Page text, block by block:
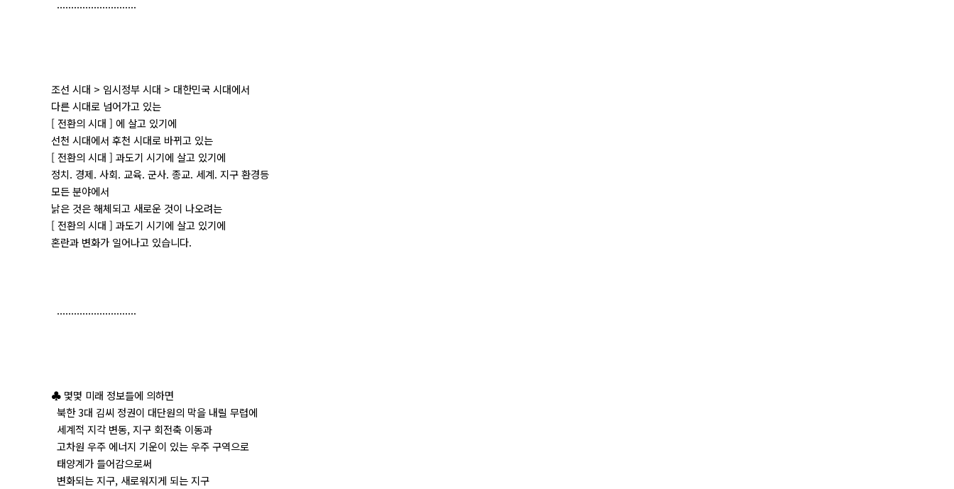
............................
조선 시대 > 임시정부 시대 > 대한민국 시대에서
다른 시대로 넘어가고 있는
[ 전환의 시대 ] 에 살고 있기에
선천 시대에서 후천 시대로 바뀌고 있는
[ 전환의 시대 ] 과도기 시기에 살고 있기에
정치. 경제. 사회. 교육. 군사. 종교. 세계. 지구 환경등
모든 분야에서
낡은 것은 해체되고 새로운 것이 나오려는
[ 전환의 시대 ] 과도기 시기에 살고 있기에
혼란과 변화가 일어나고 있습니다.
............................
♣ 몇몇 미래 정보들에 의하면
북한 3대 김씨 정권이 대단원의 막을 내릴 무렵에
세계적 지각 변동, 지구 회전축 이동과
고차원 우주 에너지 기운이 있는 우주 구역으로
태양계가 들어감으로써
변화되는 지구, 새로워지게 되는 지구